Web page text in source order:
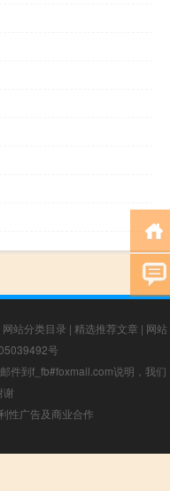
网站分类目录 | 精选推荐文章 | 网站
号
件到f_fb#foxmail.com说明，我们
谢
性广告及商业合作